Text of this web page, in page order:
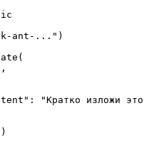
ant-...")
"Кратко изложи